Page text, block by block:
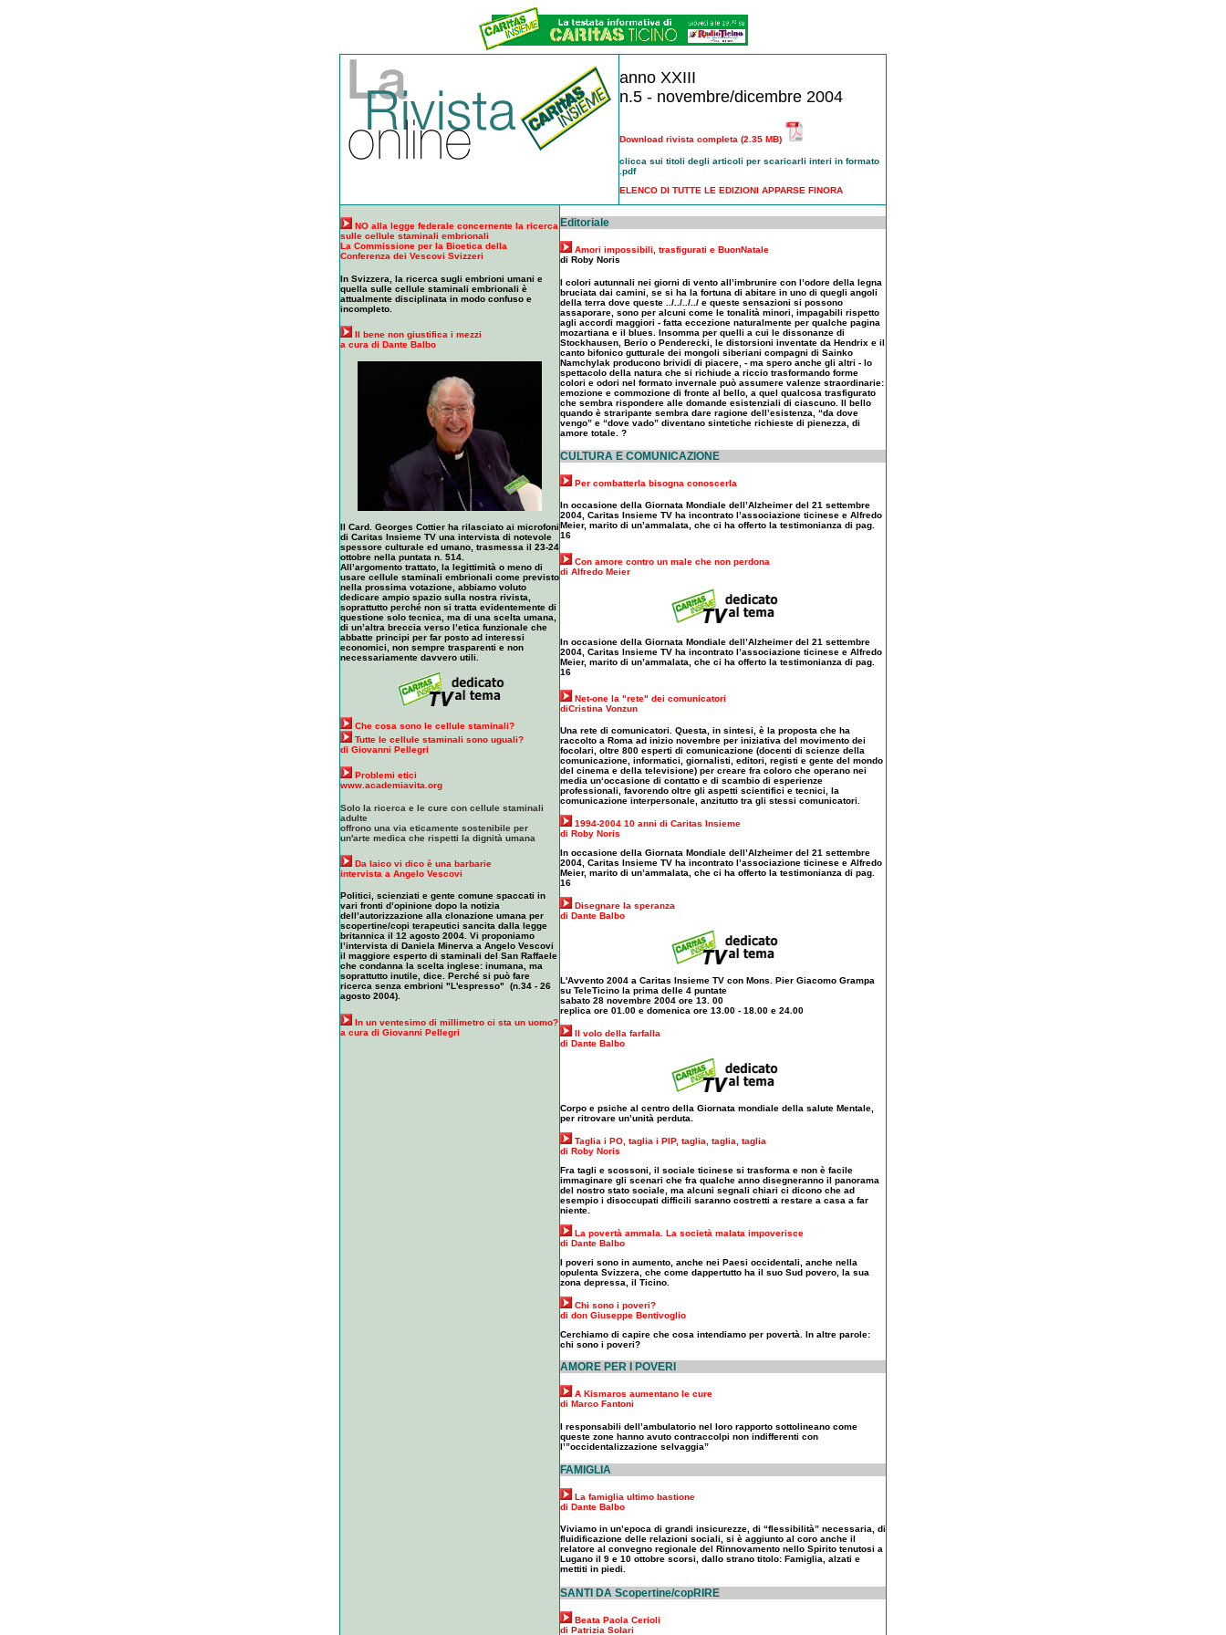
anno XXIII
n.5 - novembre/dicembre 2004
Download rivista completa (2.35 MB)
clicca sui titoli degli articoli per scaricarli interi in formato
.pdf
ELENCO DI TUTTE LE EDIZIONI APPARSE FINORA
NO alla legge federale concernente la ricerca
sulle cellule staminali embrionali
La Commissione per la Bioetica della
Conferenza dei Vescovi Svizzeri
In Svizzera, la ricerca sugli embrioni umani e
quella sulle cellule staminali embrionali è
attualmente disciplinata in modo confuso e
incompleto.
Il bene non giustifica i mezzi
a cura di Dante Balbo
Il Card. Georges Cottier ha rilasciato ai microfoni
di Caritas Insieme TV una intervista di notevole
spessore culturale ed umano, trasmessa il 23-24
ottobre nella puntata n. 514.
All’argomento trattato, la legittimità o meno di
usare cellule staminali embrionali come previsto
nella prossima votazione, abbiamo voluto
dedicare ampio spazio sulla nostra rivista,
soprattutto perché non si tratta evidentemente di
questione solo tecnica, ma di una scelta umana,
di un’altra breccia verso l’etica funzionale che
abbatte principi per far posto ad interessi
economici, non sempre trasparenti e non
necessariamente davvero utili.
Che cosa sono le cellule staminali?
Tutte le cellule staminali sono uguali?
di Giovanni Pellegri
Problemi etici
www.academiavita.org
Solo la ricerca e le cure con cellule staminali
adulte
offrono una via eticamente sostenibile per
un'arte medica che rispetti la dignità umana
Da laico vi dico è una barbarie
intervista a Angelo Vescovi
Politici, scienziati e gente comune spaccati in
vari fronti d’opinione dopo la notizia
dell’autorizzazione alla clonazione umana per
scopertine/copi terapeutici sancita dalla legge
britannica il 12 agosto 2004. Vi proponiamo
l’intervista di Daniela Minerva a Angelo Vescovi
il maggiore esperto di staminali del San Raffaele
che condanna la scelta inglese: inumana, ma
soprattutto inutile, dice. Perché si può fare
ricerca senza embrioni "L'espresso" (n.34 - 26
agosto 2004).
In un ventesimo di millimetro ci sta un uomo?
a cura di Giovanni Pellegri
Editoriale
Amori impossibili, trasfigurati e BuonNatale
di Roby Noris
I colori autunnali nei giorni di vento all’imbrunire con l’odore della legna
bruciata dai camini, se si ha la fortuna di abitare in uno di quegli angoli
della terra dove queste ../../../../ e queste sensazioni si possono
assaporare, sono per alcuni come le tonalità minori, impagabili rispetto
agli accordi maggiori - fatta eccezione naturalmente per qualche pagina
mozartiana e il blues. Insomma per quelli a cui le dissonanze di
Stockhausen, Berio o Penderecki, le distorsioni inventate da Hendrix e il
canto bifonico gutturale dei mongoli siberiani compagni di Sainko
Namchylak producono brividi di piacere, - ma spero anche gli altri - lo
spettacolo della natura che si richiude a riccio trasformando forme
colori e odori nel formato invernale può assumere valenze straordinarie:
emozione e commozione di fronte al bello, a quel qualcosa trasfigurato
che sembra rispondere alle domande esistenziali di ciascuno. Il bello
quando è straripante sembra dare ragione dell’esistenza, “da dove
vengo” e “dove vado” diventano sintetiche richieste di pienezza, di
amore totale. ?
CULTURA E COMUNICAZIONE
Per combatterla bisogna conoscerla
In occasione della Giornata Mondiale dell’Alzheimer del 21 settembre
2004, Caritas Insieme TV ha incontrato l’associazione ticinese e Alfredo
Meier, marito di un’ammalata, che ci ha offerto la testimonianza di pag.
16
Con amore contro un male che non perdona
di Alfredo Meier
In occasione della Giornata Mondiale dell’Alzheimer del 21 settembre
2004, Caritas Insieme TV ha incontrato l’associazione ticinese e Alfredo
Meier, marito di un’ammalata, che ci ha offerto la testimonianza di pag.
16
Net-one la "rete" dei comunicatori
diCristina Vonzun
Una rete di comunicatori. Questa, in sintesi, è la proposta che ha
raccolto a Roma ad inizio novembre per iniziativa del movimento dei
focolari, oltre 800 esperti di comunicazione (docenti di scienze della
comunicazione, informatici, giornalisti, editori, registi e gente del mondo
del cinema e della televisione) per creare fra coloro che operano nei
media un‘occasione di contatto e di scambio di esperienze
professionali, favorendo oltre gli aspetti scientifici e tecnici, la
comunicazione interpersonale, anzitutto tra gli stessi comunicatori.
1994-2004 10 anni di Caritas Insieme
di Roby Noris
In occasione della Giornata Mondiale dell’Alzheimer del 21 settembre
2004, Caritas Insieme TV ha incontrato l’associazione ticinese e Alfredo
Meier, marito di un’ammalata, che ci ha offerto la testimonianza di pag.
16
Disegnare la speranza
di Dante Balbo
L'Avvento 2004 a Caritas Insieme TV con Mons. Pier Giacomo Grampa
su TeleTicino la prima delle 4 puntate
sabato 28 novembre 2004 ore 13. 00
replica ore 01.00 e domenica ore 13.00 - 18.00 e 24.00
Il volo della farfalla
di Dante Balbo
Corpo e psiche al centro della Giornata mondiale della salute Mentale,
per ritrovare un’unità perduta.
Taglia i PO, taglia i PIP, taglia, taglia, taglia
di Roby Noris
Fra tagli e scossoni, il sociale ticinese si trasforma e non è facile
immaginare gli scenari che fra qualche anno disegneranno il panorama
del nostro stato sociale, ma alcuni segnali chiari ci dicono che ad
esempio i disoccupati difficili saranno costretti a restare a casa a far
niente.
La povertà ammala. La società malata impoverisce
di Dante Balbo
I poveri sono in aumento, anche nei Paesi occidentali, anche nella
opulenta Svizzera, che come dappertutto ha il suo Sud povero, la sua
zona depressa, il Ticino.
Chi sono i poveri?
di don Giuseppe Bentivoglio
Cerchiamo di capire che cosa intendiamo per povertà. In altre parole:
chi sono i poveri?
AMORE PER I POVERI
A Kismaros aumentano le cure
di Marco Fantoni
I responsabili dell’ambulatorio nel loro rapporto sottolineano come
queste zone hanno avuto contraccolpi non indifferenti con
l’”occidentalizzazione selvaggia”
FAMIGLIA
La famiglia ultimo bastione
di Dante Balbo
Viviamo in un’epoca di grandi insicurezze, di “flessibilità” necessaria, di
fluidificazione delle relazioni sociali, si è aggiunto al coro anche il
relatore al convegno regionale del Rinnovamento nello Spirito tenutosi a
Lugano il 9 e 10 ottobre scorsi, dallo strano titolo: Famiglia, alzati e
mettiti in piedi.
SANTI DA Scopertine/copRIRE
Beata Paola Cerioli
di Patrizia Solari